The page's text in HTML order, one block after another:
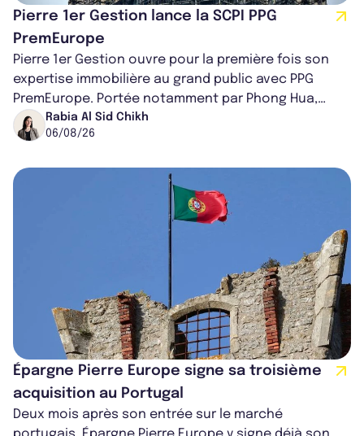
Pierre 1er Gestion lance la SCPI PPG
PremEurope
Pierre 1er Gestion ouvre pour la première fois son
expertise immobilière au grand public avec PPG
PremEurope. Portée notamment par Phong Hua,
ancien directeur des investissements d...
Rabia Al Sid Chikh
06/08/26
Épargne Pierre Europe signe sa troisième
acquisition au Portugal
Deux mois après son entrée sur le marché